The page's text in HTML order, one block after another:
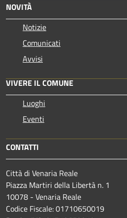
NOVITÀ
Notizie
Comunicati
Avvisi
VIVERE IL COMUNE
Luoghi
Eventi
CONTATTI
Città di Venaria Reale
Piazza Martiri della Libertà n. 1
10078 - Venaria Reale
Codice Fiscale: 01710650019